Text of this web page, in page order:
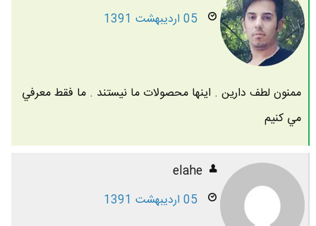
05 اردیبهشت 1391
ممنون لطف دارين . اينها محصولات ما نيستند . ما فقط معرفي
مي كنيم
elahe
05 اردیبهشت 1391